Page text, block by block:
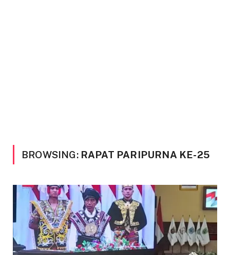
BROWSING: RAPAT PARIPURNA KE-25